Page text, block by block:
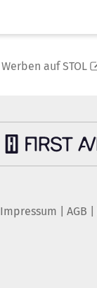
Werben auf STOL
Impressum AGB